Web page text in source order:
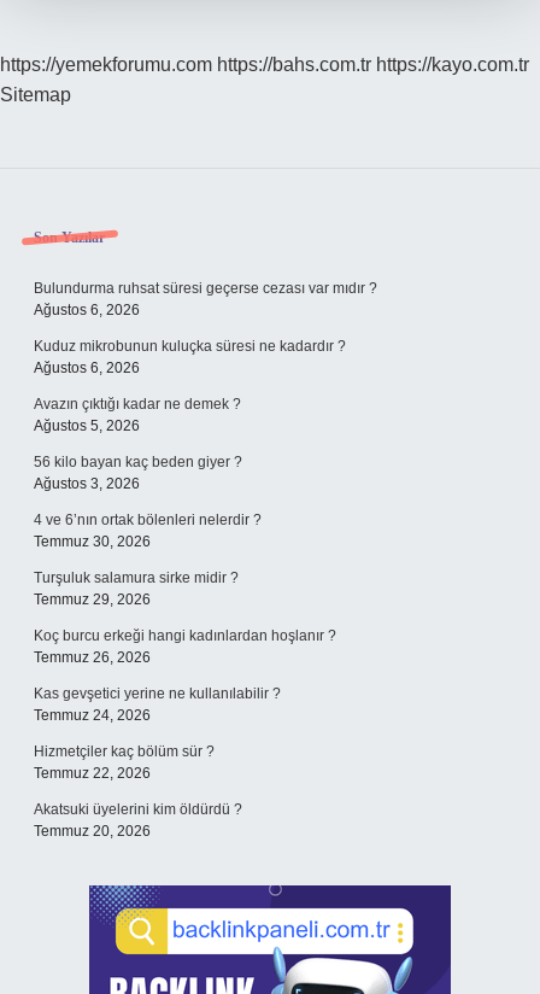
https://yemekforumu.com https://bahs.com.tr https://kayo.com.tr
Sitemap
Sidebar
Son Yazılar
Bulundurma ruhsat süresi geçerse cezası var mıdır ?
Ağustos 6, 2026
Kuduz mikrobunun kuluçka süresi ne kadardır ?
Ağustos 6, 2026
Avazın çıktığı kadar ne demek ?
Ağustos 5, 2026
56 kilo bayan kaç beden giyer ?
Ağustos 3, 2026
4 ve 6’nın ortak bölenleri nelerdir ?
Temmuz 30, 2026
Turşuluk salamura sirke midir ?
Temmuz 29, 2026
Koç burcu erkeği hangi kadınlardan hoşlanır ?
Temmuz 26, 2026
Kas gevşetici yerine ne kullanılabilir ?
Temmuz 24, 2026
Hizmetçiler kaç bölüm sür ?
Temmuz 22, 2026
Akatsuki üyelerini kim öldürdü ?
Temmuz 20, 2026